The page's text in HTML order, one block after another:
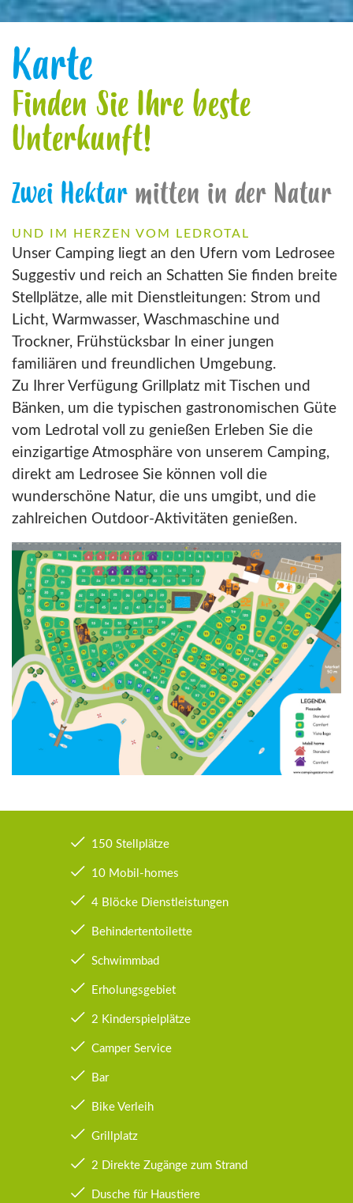
Karte
Finden Sie Ihre beste
Unterkunft!
Zwei Hektar mitten in der Natur
UND IM HERZEN VOM LEDROTAL
Unser Camping liegt an den Ufern vom Ledrosee
Suggestiv und reich an Schatten Sie finden breite
Stellplätze, alle mit Dienstleitungen: Strom und
Licht, Warmwasser, Waschmaschine und
Trockner, Frühstücksbar In einer jungen
familiären und freundlichen Umgebung.
Zu Ihrer Verfügung Grillplatz mit Tischen und
Bänken, um die typischen gastronomischen Güte
vom Ledrotal voll zu genießen Erleben Sie die
einzigartige Atmosphäre von unserem Camping,
direkt am Ledrosee Sie können voll die
wunderschöne Natur, die uns umgibt, und die
zahlreichen Outdoor-Aktivitäten genießen.
150 Stellplätze
10 Mobil-homes
4 Blöcke Dienstleistungen
Behindertentoilette
Schwimmbad
Erholungsgebiet
2 Kinderspielplätze
Camper Service
Bar
Bike Verleih
Grillplatz
2 Direkte Zugänge zum Strand
Dusche für Haustiere